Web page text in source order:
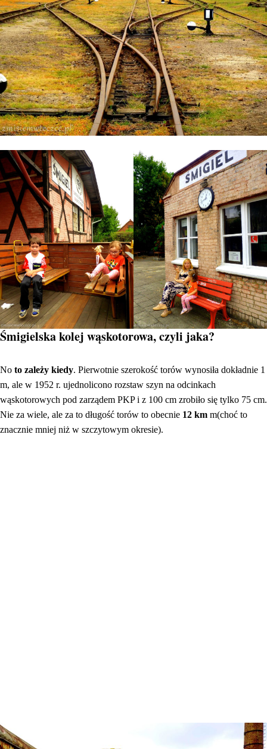
Śmigielska kolej wąskotorowa, czyli jaka?
No to zależy kiedy. Pierwotnie szerokość torów wynosiła dokładnie 1
m, ale w 1952 r. ujednolicono rozstaw szyn na odcinkach
wąskotorowych pod zarządem PKP i z 100 cm zrobiło się tylko 75 cm.
Nie za wiele, ale za to długość torów to obecnie 12 km m(choć to
znacznie mniej niż w szczytowym okresie).